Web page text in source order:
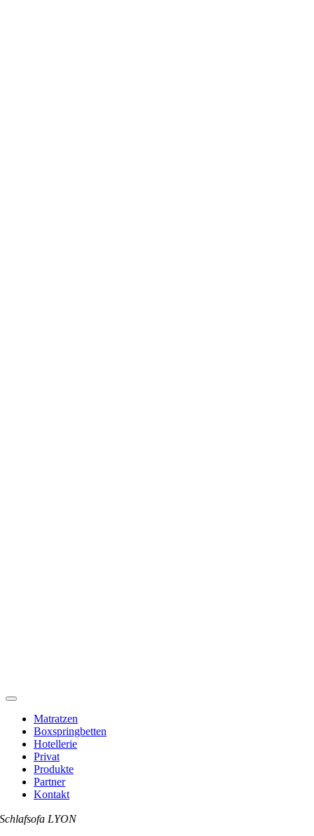
Toggle
NavigationMatratzen
Boxspringbetten
Hotellerie
Privat
Produkte
Partner
Kontakt
Schlafsofa LYON